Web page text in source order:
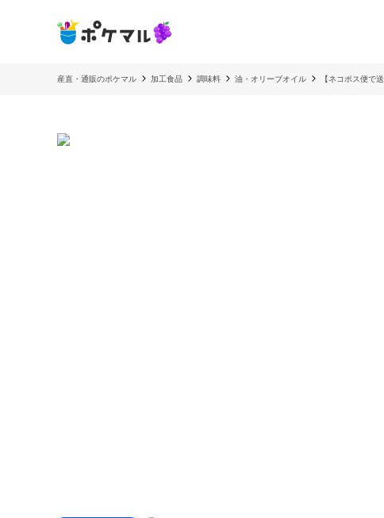
産直・通販のポケマル 加工食品 調味料 油・オリーブオイル 【ネコポス便で